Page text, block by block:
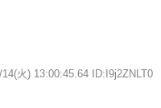
火) 13:00:45.64 ID:I9j2ZNLT0